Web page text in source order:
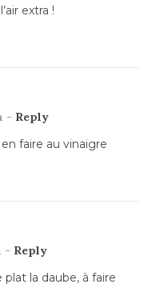
extra !
- Reply
faire au vinaigre
- Reply
la daube, à faire